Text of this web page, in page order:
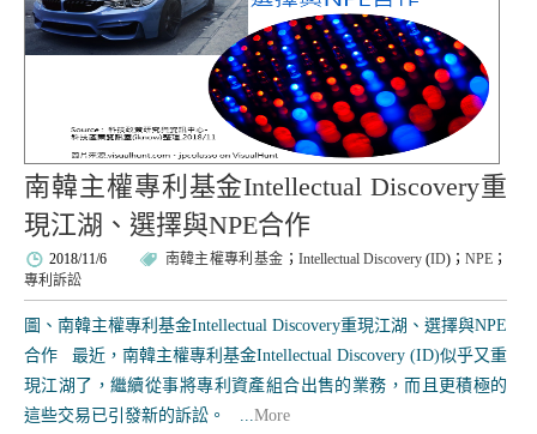
南韓主權專利基金Intellectual Discovery重
現江湖、選擇與NPE合作
2018/11/6 南韓主權專利基金 ； Intellectual Discovery(ID)；NPE ；
專利訴訟
圖、南韓主權專利基金Intellectual Discovery重現江湖、選擇與NPE
合作 最近，南韓主權專利基金Intellectual Discovery (ID)似乎又重
現江湖了，繼續從事將專利資產組合出售的業務，而且更積極的
這些交易已引發新的訴訟。 ...More